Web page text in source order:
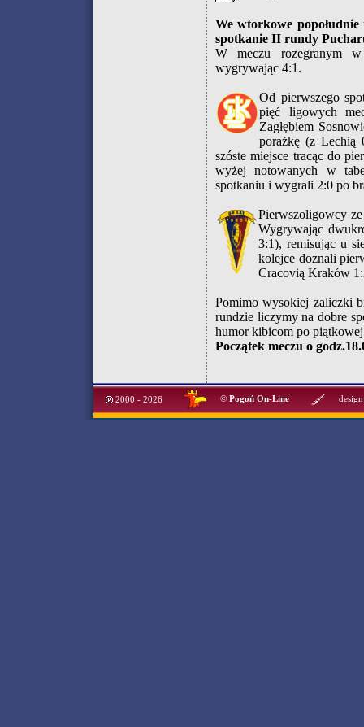
We wtorkowe
spotkanie II rundy
W meczu rozegranym w
wygrywając 4:1.
Od pierwszego
pięć ligowych
Zagłębiem
porażkę (z Lechią
szóste miejsce tracąc do
wyżej notowanych w
spotkaniu i wygrali 2:0 po
Pierwszoligowcy
Wygrywając
3:1), remisując u
kolejce doznali
Cracovią Kraków
Pomimo wysokiej zaliczki
rundzie liczymy na dobre
humor kibicom po
Początek meczu o
2000 - 2026 © Pogoń On-Line